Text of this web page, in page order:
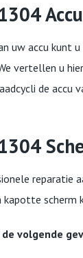
uw accu kunt
vertellen u
de accu
reparatie
kapotte
volgende